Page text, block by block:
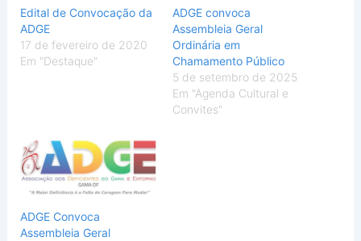
Edital de Convocação da
ADGE
17 de fevereiro de 2020
Em "Destaque"
ADGE convoca
Assembleia Geral
Ordinária em
Chamamento Público
5 de setembro de 2025
Em "Agenda Cultural e
Convites"
ADGE Convoca
Assembleia Geral